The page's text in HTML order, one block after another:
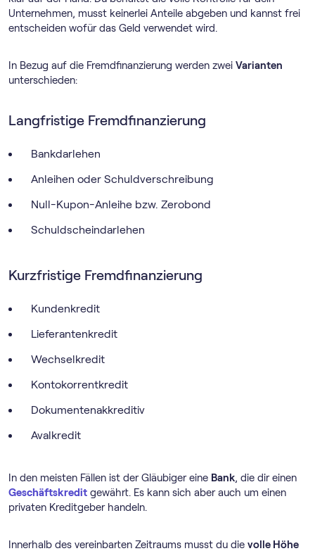
Unternehmen, musst keinerlei Anteile abgeben und kannst frei
entscheiden wofür das Geld verwendet wird.
In Bezug auf die Fremdfinanzierung werden zwei Varianten
unterschieden:
Langfristige Fremdfinanzierung
Bankdarlehen
Anleihen oder Schuldverschreibung
Null-Kupon-Anleihe bzw. Zerobond
Schuldscheindarlehen
Kurzfristige Fremdfinanzierung
Kundenkredit
Lieferantenkredit
Wechselkredit
Kontokorrentkredit
Dokumentenakkreditiv
Avalkredit
In den meisten Fällen ist der Gläubiger eine Bank, die dir einen
Geschäftskredit gewährt. Es kann sich aber auch um einen
privaten Kreditgeber handeln.
Innerhalb des vereinbarten Zeitraums musst du die volle Höhe